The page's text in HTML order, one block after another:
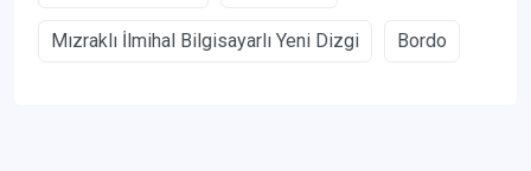
Mızraklı İlmihal Bilgisayarlı Yeni Dizgi Bordo